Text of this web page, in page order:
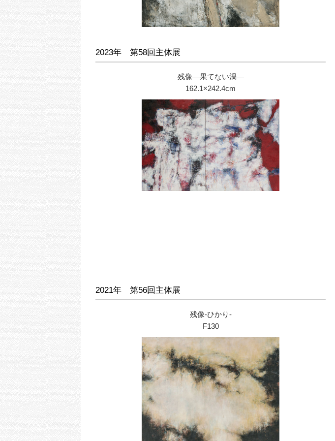
2023年 第58回主体展
残像―果てない渦―
162.1×242.4cm
2021年 第56回主体展
残像-ひかり-
F130